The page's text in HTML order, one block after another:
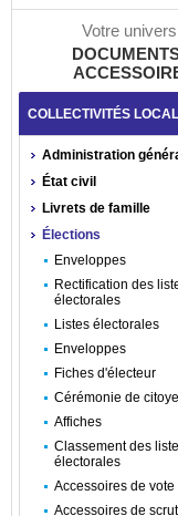
Votre
COLLECTIVITÉS
Administration
État civil
Livrets de famille
Élections
Enveloppes
Rectification des
électorales
Listes électorales
Enveloppes
Fiches d'électeur
Cérémonie de
Affiches
Classement des
électorales
Accessoires de vote
Accessoires de